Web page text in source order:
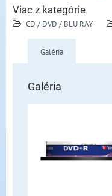
Viac z kategórie
CD / DVD / BLU RAY
Galéria
Galéria